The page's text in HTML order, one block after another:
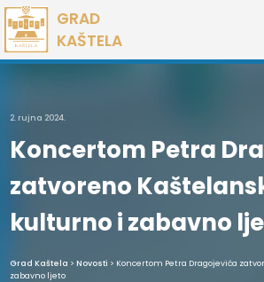
Preskoči
na
sadržaj
GRAD
KAŠTELA
2. rujna 2024.
Koncertom Petra
zatvoreno
kulturno i zabavno
Grad Kaštela > Novosti > Koncertom Petra Dragojevića
zabavno ljeto